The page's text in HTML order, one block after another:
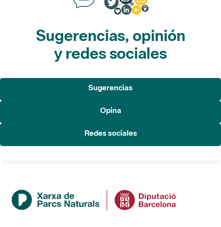
Sugerencias, opinión
y redes sociales
Sugerencias
Opina
Redes sociales